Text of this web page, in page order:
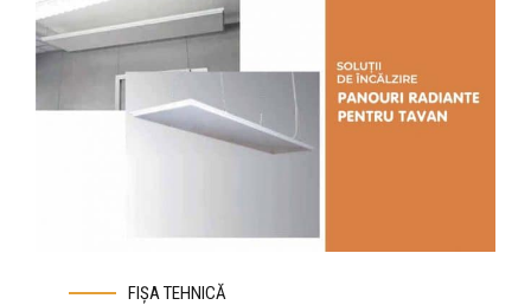
FIȘA TEHNICĂ